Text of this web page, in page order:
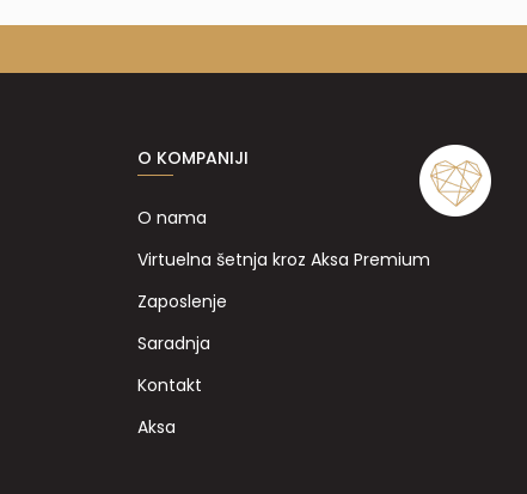
O KOMPANIJI
O nama
Virtuelna šetnja kroz Aksa Premium
Zaposlenje
Saradnja
Kontakt
Aksa